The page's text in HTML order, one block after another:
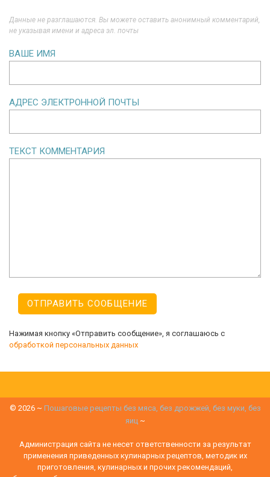
Данные не разглашаются. Вы можете оставить анонимный комментарий,
не указывая имени и адреса эл. почты
ВАШЕ ИМЯ
АДРЕС ЭЛЕКТРОННОЙ ПОЧТЫ
ТЕКСТ КОММЕНТАРИЯ
Нажимая кнопку «Отправить сообщение», я соглашаюсь с
обработкой персональных данных
© 2026~ Пошаговые рецепты без мяса, без дрожжей, без муки, без
яиц ~
Администрация сайта не несет ответственности за результат
применения приведенных кулинарных рецептов, методик их
приготовления, кулинарных и прочих рекомендаций,